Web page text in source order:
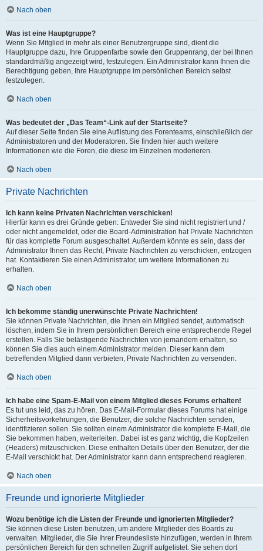
Nach oben
Was ist eine Hauptgruppe?
Wenn Sie Mitglied in mehr als einer Benutzergruppe sind, dient die
Hauptgruppe dazu, Ihre Gruppenfarbe sowie den Gruppenrang, der bei Ihnen
standardmäßig angezeigt wird, festzulegen. Ein Administrator kann Ihnen die
Berechtigung geben, Ihre Hauptgruppe im persönlichen Bereich selbst
festzulegen.
Nach oben
Was bedeutet der „Das Team“-Link auf der Startseite?
Auf dieser Seite finden Sie eine Auflistung des Forenteams, einschließlich der
Administratoren und der Moderatoren. Sie finden hier auch weitere
Informationen wie die Foren, die diese im Einzelnen moderieren.
Nach oben
Private Nachrichten
Ich kann keine Privaten Nachrichten verschicken!
Hierfür kann es drei Gründe geben: Entweder Sie sind nicht registriert und /
oder nicht angemeldet, oder die Board-Administration hat Private Nachrichten
für das komplette Forum ausgeschaltet. Außerdem könnte es sein, dass der
Administrator Ihnen das Recht, Private Nachrichten zu verschicken, entzogen
hat. Kontaktieren Sie einen Administrator, um weitere Informationen zu
erhalten.
Nach oben
Ich bekomme ständig unerwünschte Private Nachrichten!
Sie können Private Nachrichten, die Ihnen ein Mitglied sendet, automatisch
löschen, indem Sie in Ihrem persönlichen Bereich eine entsprechende Regel
erstellen. Falls Sie belästigende Nachrichten von jemandem erhalten, so
können Sie dies auch einem Administrator melden. Dieser kann dem
betreffenden Mitglied dann verbieten, Private Nachrichten zu versenden.
Nach oben
Ich habe eine Spam-E-Mail von einem Mitglied dieses Forums erhalten!
Es tut uns leid, das zu hören. Das E-Mail-Formular dieses Forums hat einige
Sicherheitsvorkehrungen, die Benutzer, die solche Nachrichten senden,
identifizieren sollen. Sie sollten einem Administrator die komplette E-Mail, die
Sie bekommen haben, weiterleiten. Dabei ist es ganz wichtig, die Kopfzeilen
(Headers) mitzuschicken. Diese enthalten Details über den Benutzer, der die
E-Mail verschickt hat. Der Administrator kann dann entsprechend reagieren.
Nach oben
Freunde und ignorierte Mitglieder
Wozu benötige ich die Listen der Freunde und ignorierten Mitglieder?
Sie können diese Listen benutzen, um andere Mitglieder des Boards zu
verwalten. Mitglieder, die Sie Ihrer Freundesliste hinzufügen, werden in Ihrem
persönlichen Bereich für den schnellen Zugriff aufgelistet. Sie sehen dort